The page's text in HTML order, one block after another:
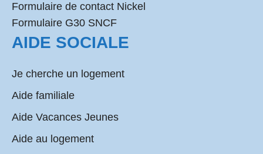
Formulaire de contact Nickel
Formulaire G30 SNCF
AIDE SOCIALE
Je cherche un logement
Aide familiale
Aide Vacances Jeunes
Aide au logement